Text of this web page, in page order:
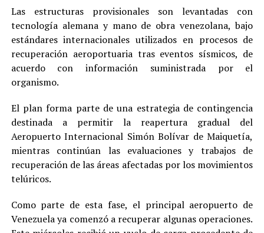
Las estructuras provisionales son levantadas con
tecnología alemana y mano de obra venezolana, bajo
estándares internacionales utilizados en procesos de
recuperación aeroportuaria tras eventos sísmicos, de
acuerdo con información suministrada por el
organismo.
El plan forma parte de una estrategia de contingencia
destinada a permitir la reapertura gradual del
Aeropuerto Internacional Simón Bolívar de Maiquetía,
mientras continúan las evaluaciones y trabajos de
recuperación de las áreas afectadas por los movimientos
telúricos.
Como parte de esta fase, el principal aeropuerto de
Venezuela ya comenzó a recuperar algunas operaciones.